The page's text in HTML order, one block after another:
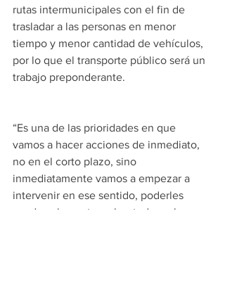
rutas intermunicipales con el fin de
trasladar a las personas en menor
tiempo y menor cantidad de vehículos,
por lo que el transporte público será un
trabajo preponderante.
“Es una de las prioridades en que
vamos a hacer acciones de inmediato,
no en el corto plazo, sino
inmediatamente vamos a empezar a
intervenir en ese sentido, poderles
ayudar a la gente, sobre todo en las